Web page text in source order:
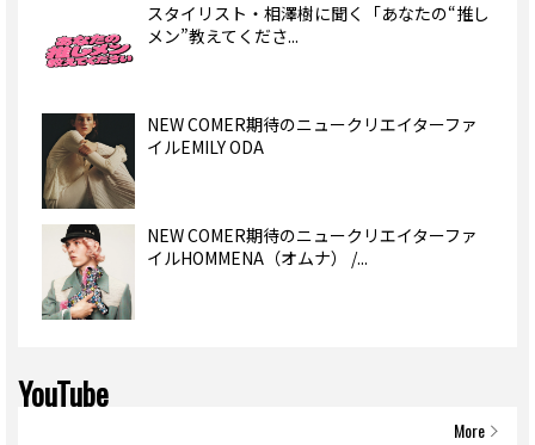
スタイリスト・相澤樹に聞く「あなたの“推し
メン”教えてくださ...
NEW COMER期待のニュークリエイターファ
イルEMILY ODA
NEW COMER期待のニュークリエイターファ
イルHOMMENA（オムナ） /...
YouTube
More